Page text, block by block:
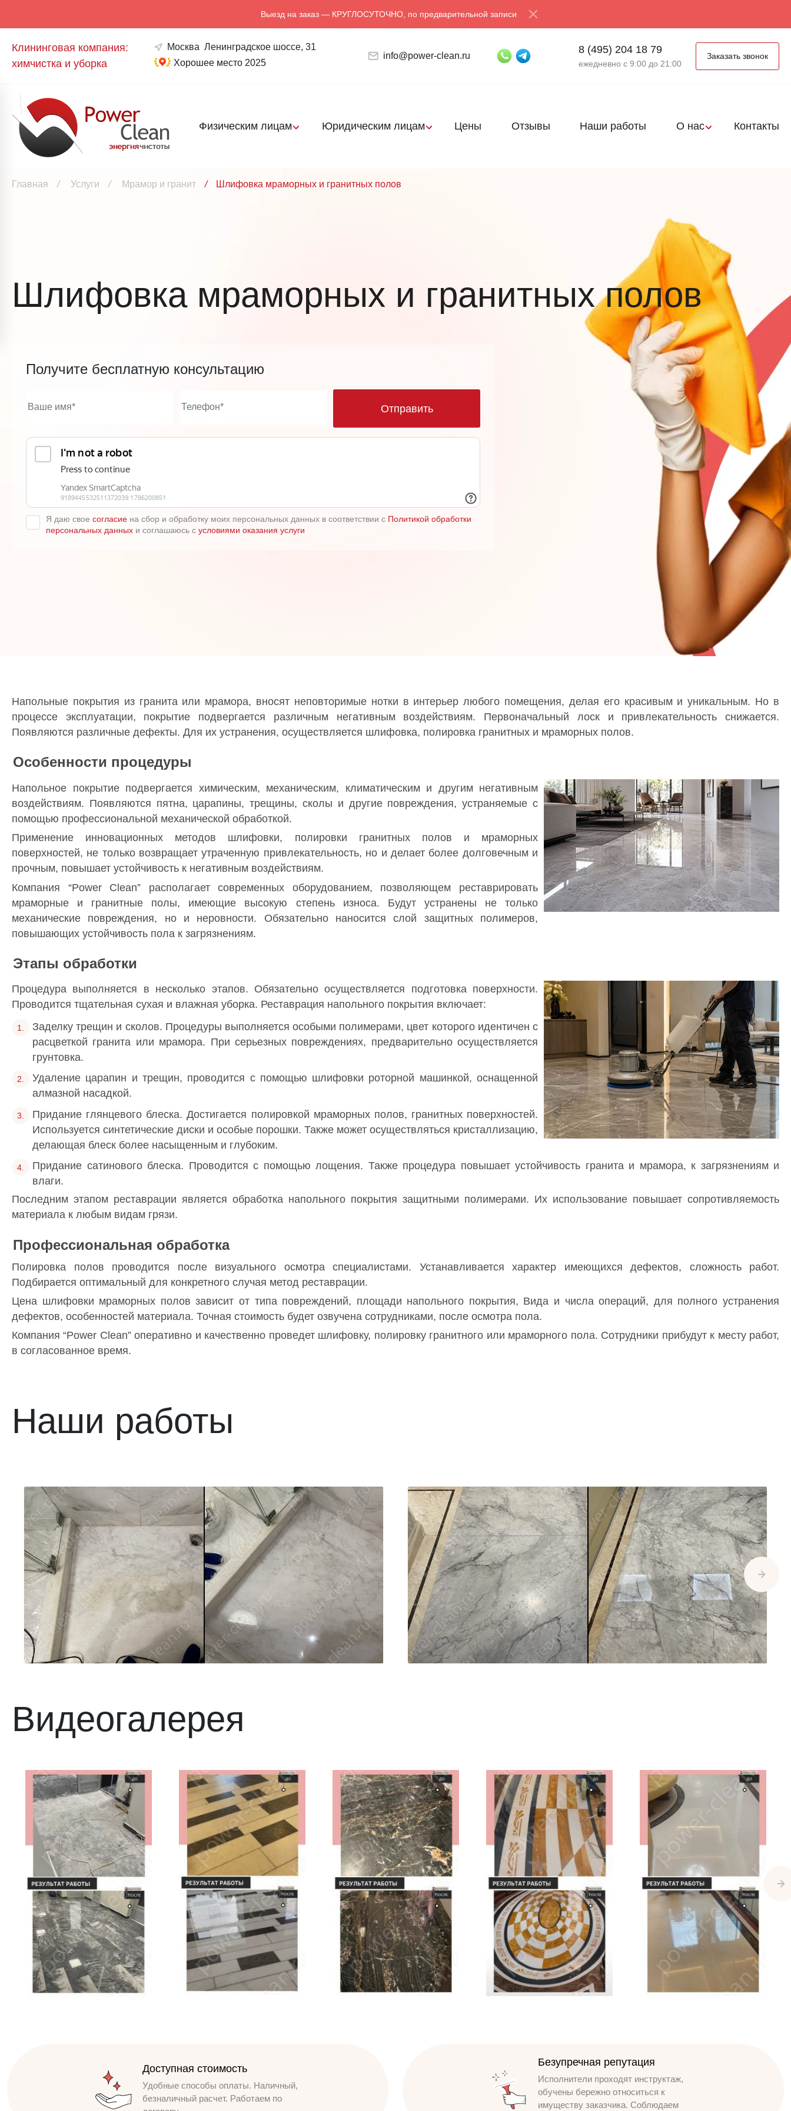
Выезд на заказ — КРУГЛОСУТОЧНО, по предварительной записи
Клининговая компания:
химчистка и уборка
Москва Ленинградское шоссе, 31
Хорошее место 2025
info@power-clean.ru
8 (495) 204 18 79
ежедневно с 9:00 до 21:00
Заказать звонок
Физическим лицам Юридическим лицам Цены Отзывы Наши работы О нас Контакты
Главная / Услуги / Мрамор и гранит / Шлифовка мраморных и гранитных полов
Шлифовка мраморных и гранитных полов
Получите бесплатную консультацию
Отправить
Я даю свое согласие на сбор и обработку моих персональных данных в соответствии с Политикой обработки
персональных данных и соглашаюсь с условиями оказания услуги
Напольные покрытия из гранита или мрамора, вносят неповторимые нотки в интерьер любого помещения, делая его красивым и уникальным. Но в
процессе эксплуатации, покрытие подвергается различным негативным воздействиям. Первоначальный лоск и привлекательность снижается.
Появляются различные дефекты. Для их устранения, осуществляется шлифовка, полировка гранитных и мраморных полов.
Особенности процедуры
Напольное покрытие подвергается химическим, механическим, климатическим и другим негативным
воздействиям. Появляются пятна, царапины, трещины, сколы и другие повреждения, устраняемые с
помощью профессиональной механической обработкой.
Применение инновационных методов шлифовки, полировки гранитных полов и мраморных
поверхностей, не только возвращает утраченную привлекательность, но и делает более долговечным и
прочным, повышает устойчивость к негативным воздействиям.
Компания “Power Clean” располагает современных оборудованием, позволяющем реставрировать
мраморные и гранитные полы, имеющие высокую степень износа. Будут устранены не только
механические повреждения, но и неровности. Обязательно наносится слой защитных полимеров,
повышающих устойчивость пола к загрязнениям.
Этапы обработки
Процедура выполняется в несколько этапов. Обязательно осуществляется подготовка поверхности.
Проводится тщательная сухая и влажная уборка. Реставрация напольного покрытия включает:
Заделку трещин и сколов. Процедуры выполняется особыми полимерами, цвет которого идентичен с
расцветкой гранита или мрамора. При серьезных повреждениях, предварительно осуществляется
грунтовка.
Удаление царапин и трещин, проводится с помощью шлифовки роторной машинкой, оснащенной
алмазной насадкой.
Придание глянцевого блеска. Достигается полировкой мраморных полов, гранитных поверхностей.
Используется синтетические диски и особые порошки. Также может осуществляться кристаллизацию,
делающая блеск более насыщенным и глубоким.
Придание сатинового блеска. Проводится с помощью лощения. Также процедура повышает устойчивость гранита и мрамора, к загрязнениям и
влаги.
Последним этапом реставрации является обработка напольного покрытия защитными полимерами. Их использование повышает сопротивляемость
материала к любым видам грязи.
Профессиональная обработка
Полировка полов проводится после визуального осмотра специалистами. Устанавливается характер имеющихся дефектов, сложность работ.
Подбирается оптимальный для конкретного случая метод реставрации.
Цена шлифовки мраморных полов зависит от типа повреждений, площади напольного покрытия, Вида и числа операций, для полного устранения
дефектов, особенностей материала. Точная стоимость будет озвучена сотрудниками, после осмотра пола.
Компания “Power Clean” оперативно и качественно проведет шлифовку, полировку гранитного или мраморного пола. Сотрудники прибудут к месту работ,
в согласованное время.
Наши работы
Видеогалерея
Доступная стоимость
Удобные способы оплаты. Наличный,
безналичный расчет. Работаем по
Безупречная репутация
Исполнители проходят инструктаж,
обучены бережно относиться к
имуществу заказчика. Соблюдаем